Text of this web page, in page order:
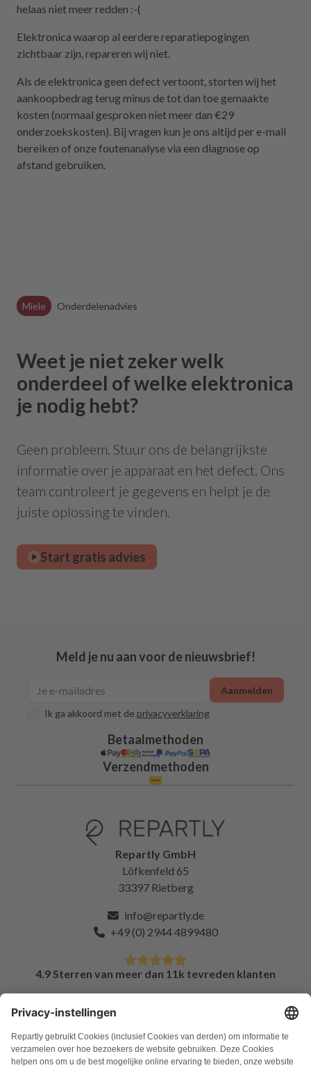
helaas niet meer redden :-(
Elektronica waarop al eerdere reparatiepogingen
zichtbaar zijn, repareren wij niet.
Als de elektronica geen defect vertoont, storten wij het
aankoopbedrag terug minus de tot dan toe gemaakte
kosten (normaal gesproken niet meer dan €29
onderzoekskosten). Bij vragen kun je ons altijd per e-mail
bereiken of onze foutenanalyse via een diagnose op
afstand gebruiken.
Miele Onderdelenadvies
Weet je niet zeker welk
onderdeel of welke elektronica
je nodig hebt?
Geen probleem. Stuur ons de belangrijkste
informatie over je apparaat en het defect. Ons
team controleert je gegevens en helpt je de
juiste oplossing te vinden.
Start gratis advies
Meld je nu aan voor de nieuwsbrief!
Ik ga akkoord met de privacyverklaring
Aanmelden
Betaalmethoden
Verzendmethoden
Repartly GmbH
Löfkenfeld 65
33397 Rietberg
info@repartly.de
+49 (0) 2944 4899480
4.9 Sterren van meer dan 11k tevreden klanten